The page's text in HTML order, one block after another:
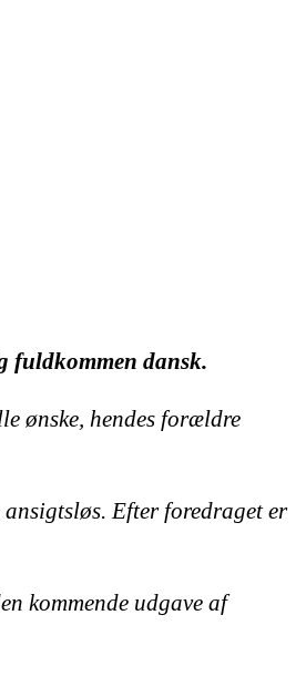
fuldkommen dansk.
ønske, hendes forældre
Efter foredraget er
kommende udgave af